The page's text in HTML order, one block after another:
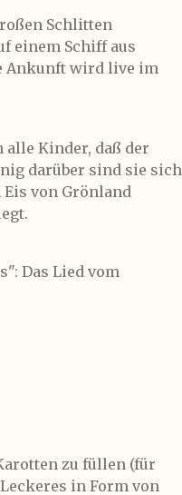
Schlitten
einem Schiff aus
Ankunft wird live im
Kinder, daß der
darüber sind sie sich
von Grönland
Das Lied vom
zu füllen (für
in Form von